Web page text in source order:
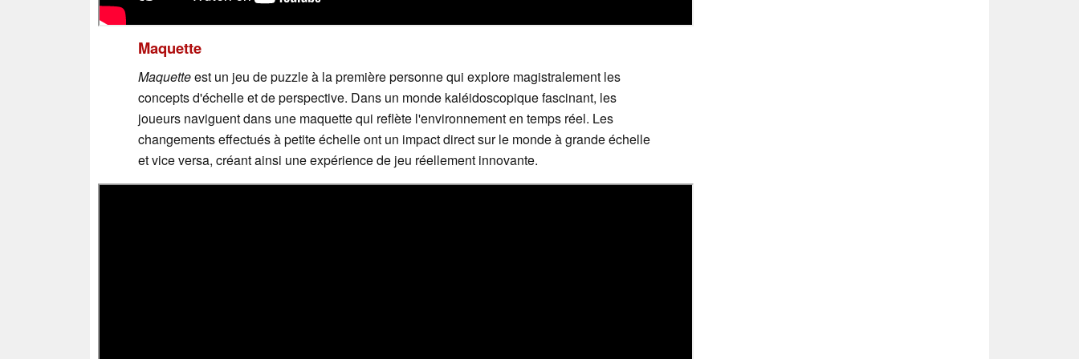
Maquette
Maquetteest un jeu de puzzle à la première personne qui explore magistralement les
concepts d'échelle et de perspective. Dans un monde kaléidoscopique fascinant, les
joueurs naviguent dans une maquette qui reflète l'environnement en temps réel. Les
changements effectués à petite échelle ont un impact direct sur le monde à grande échelle
et vice versa, créant ainsi une expérience de jeu réellement innovante.